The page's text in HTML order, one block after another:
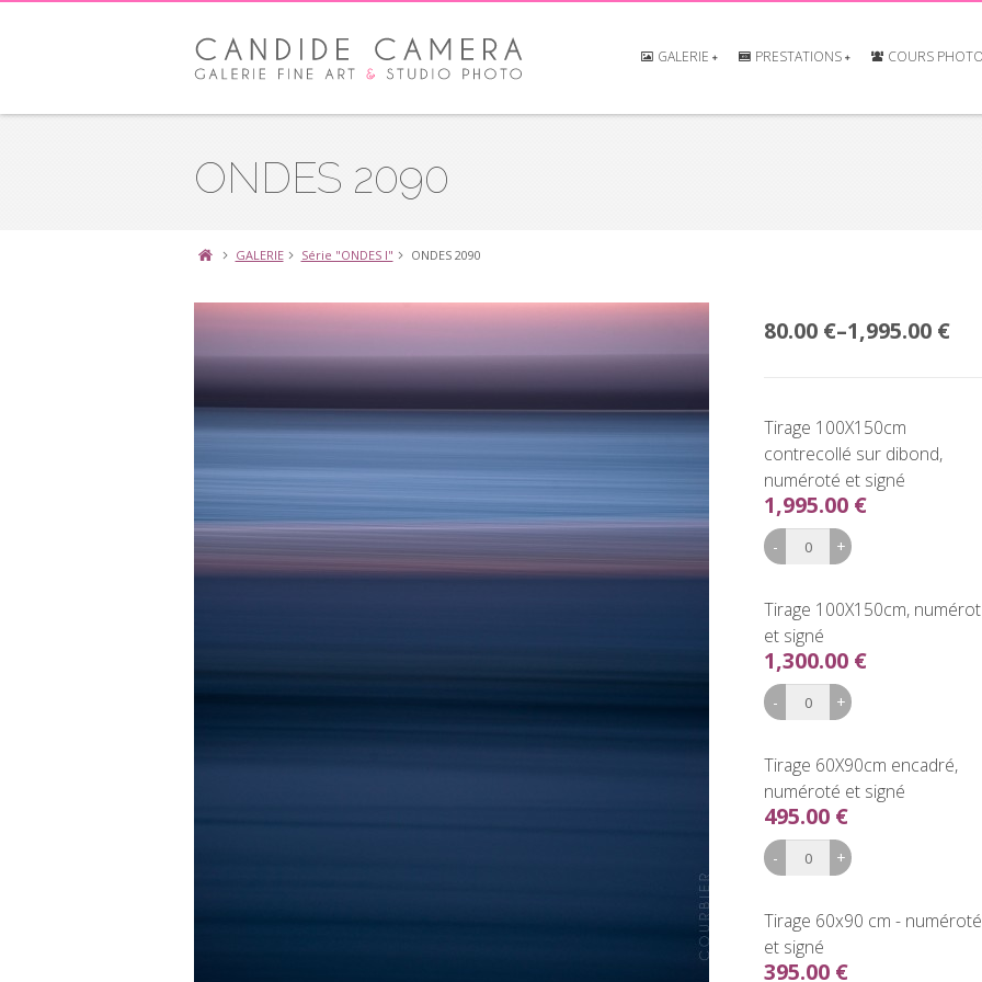
GALERIE PRESTATIONS COURS
ONDES 2090
GALERIE Série "ONDES I" ONDES 2090
80.00 €–1,995.00 €
Tirage 100X150cm
contrecollé sur dibond,
numéroté et signé
1,995.00 €
Tirage 100X150cm,
et signé
1,300.00 €
Tirage 60X90cm encadré,
numéroté et signé
495.00 €
Tirage 60x90 cm - numéroté
et signé
395.00 €